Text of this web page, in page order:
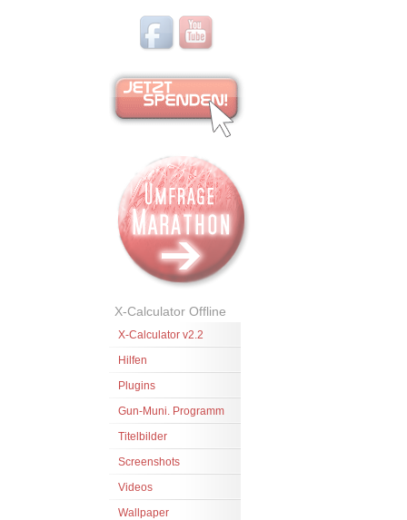
X-Calculator Offline
X-Calculator v2.2
Hilfen
Plugins
Gun-Muni. Programm
Titelbilder
Screenshots
Videos
Wallpaper